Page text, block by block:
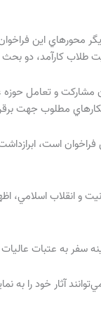
محورهاي اين
طلاب كارآمد، دو
مشاركت و تعامل
مطلوب جهت
فراخوان است،
و انقلاب اسلامي،
آثار خود را